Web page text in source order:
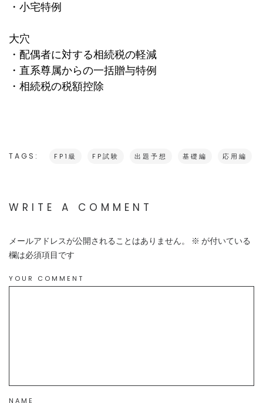
・小宅特例
大穴
・配偶者に対する相続税の軽減
・直系尊属からの一括贈与特例
・相続税の税額控除
TAGS: FP1級 FP試験 出題予想 基礎編 応用編
WRITE A COMMENT
メールアドレスが公開されることはありません。 ※ が付いている
欄は必須項目です
YOUR COMMENT
NAME